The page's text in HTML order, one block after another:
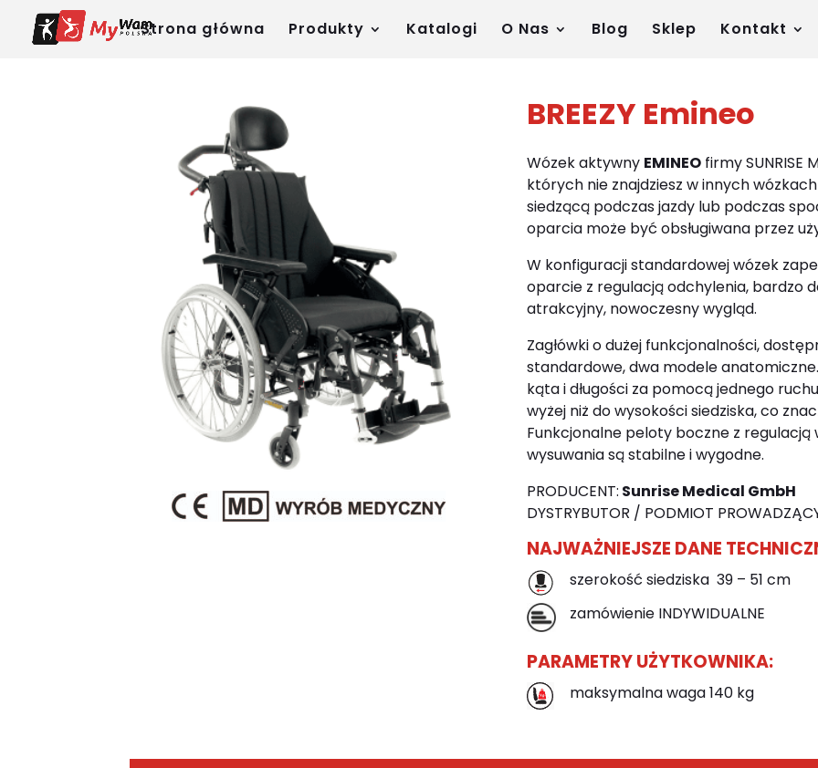
Strona główna Produkty Katalogi O Nas Blog Sklep Kontakt
BREEZY Emineo
Wózek aktywny EMINEOfirmy SUNRISE
których nie znajdziesz w innych
siedzącą podczas jazdy lub podczas
oparcia może być obsługiwana przez
W konfiguracji standardowej wózek
oparcie z regulacją odchylenia, bardzo
atrakcyjny, nowoczesny wygląd.
Zagłówki o dużej funkcjonalności,
standardowe, dwa modele
kąta i długości za pomocą jednego
wyżej niż do wysokości siedziska, co
Funkcjonalne peloty boczne z regulacją
wysuwania są stabilne i wygodne.
PRODUCENT: Sunrise Medical GmbH
DYSTRYBUTOR / PODMIOT
NAJWAŻNIEJSZE DANE
szerokość siedziska 39 – 51 cm
zamówienie INDYWIDUALNE
PARAMETRY UŻYTKOWNIKA:
maksymalna waga 140 kg